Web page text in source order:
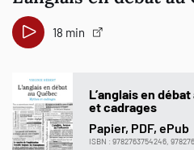
18 min
L’anglais en
et cadrages
Papier, PDF, ePub
ISBN : 9782763754246,